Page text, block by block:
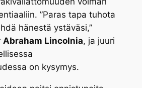
”Paras tapa tuhota
hänestä ystäväsi,”
Abraham Lincolnia, ja juuri
on kysymys.